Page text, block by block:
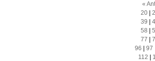
«
20|
39
58
77
96
97
112